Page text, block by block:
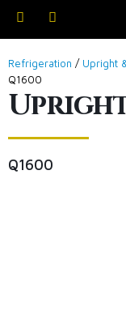
Refrigeration / Upright
Q1600
Q1600